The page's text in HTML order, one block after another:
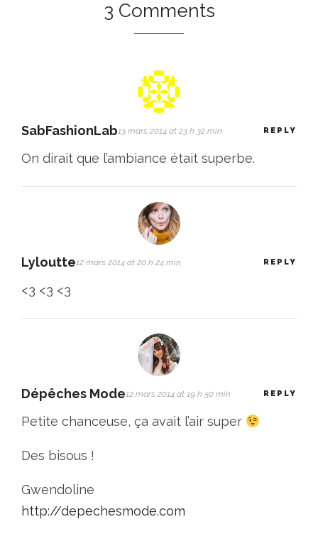
3 Comments
SabFashionLab13 mars 2014 at 23 h 32 min REPLY
On dirait que l’ambiance était superbe.
Lyloutte12 mars 2014 at 20 h 24 min REPLY
<3 <3 <3
Dépêches Mode12 mars 2014 at 19 h 50 min REPLY
Petite chanceuse, ça avait l’air super
Des bisous !
Gwendoline
http://depechesmode.com